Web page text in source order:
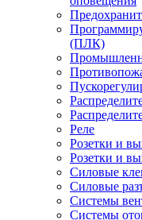
(ПЛК)
Реле
Розетки и
Розетки и
Силовые
Силовые
Системы
Системы